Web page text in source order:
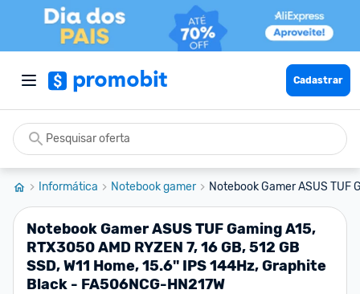
Cadastrar
Informática Notebook gamer Notebook Gamer ASUS TUF
Notebook Gamer ASUS TUF Gaming A15,
RTX3050 AMD RYZEN 7, 16 GB, 512 GB
SSD, W11 Home, 15.6'' IPS 144Hz, Graphite
Black - FA506NCG-HN217W